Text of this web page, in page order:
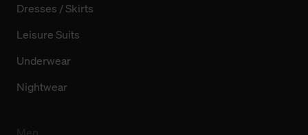
Dresses / Skirts
Leisure Suits
Underwear
Nightwear